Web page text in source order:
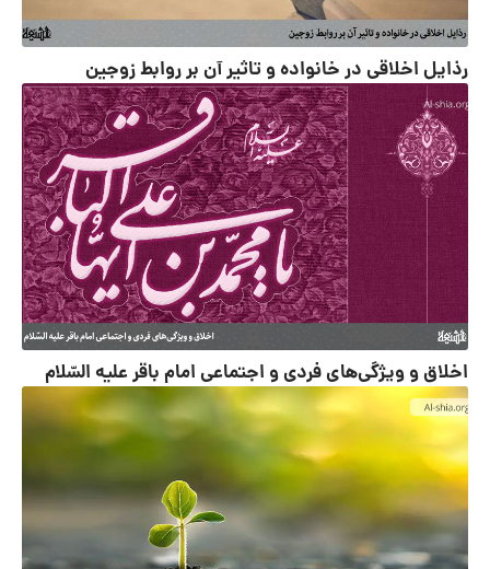
رذایل اخلاقی در خانواده و تاثیر آن بر روابط زوجین
اخلاق و ویژگی‌های فردی و اجتماعی امام باقر علیه السّلام